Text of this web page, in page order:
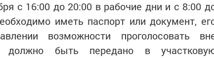
с 16:00 до 20:00 в рабочие дни и с 8:00
иметь паспорт или документ,
возможности проголосовать
должно быть передано в